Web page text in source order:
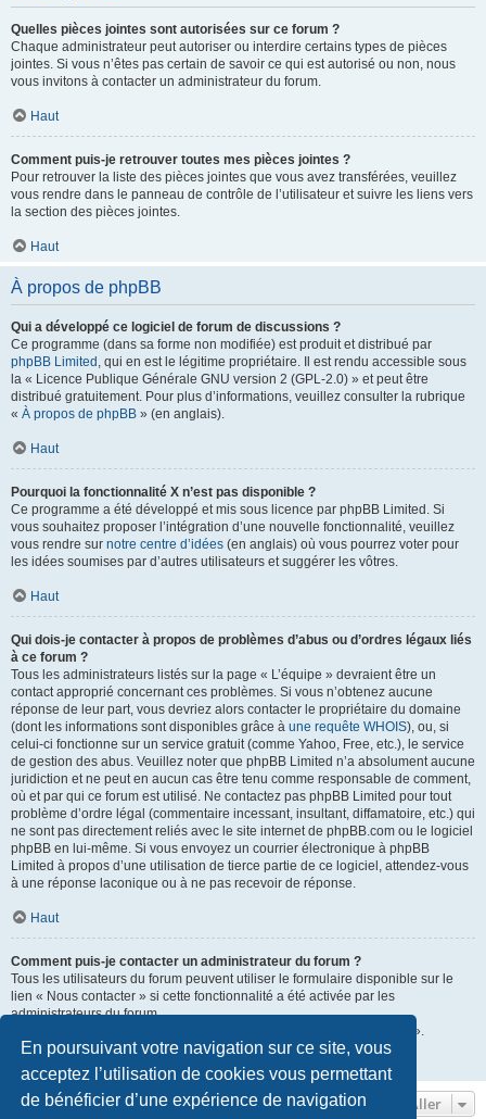
En poursuivant votre navigation sur ce site, vous
acceptez l’utilisation de cookies vous permettant
de bénéficier d’une expérience de navigation
Quelles pièces jointes sont autorisées sur ce forum ?
Chaque administrateur peut autoriser ou interdire certains types de pièces
jointes. Si vous n’êtes pas certain de savoir ce qui est autorisé ou non, nous
vous invitons à contacter un administrateur du forum.
Haut
Comment puis-je retrouver toutes mes pièces jointes ?
Pour retrouver la liste des pièces jointes que vous avez transférées, veuillez
vous rendre dans le panneau de contrôle de l’utilisateur et suivre les liens vers
la section des pièces jointes.
Haut
À propos de phpBB
Qui a développé ce logiciel de forum de discussions ?
Ce programme (dans sa forme non modifiée) est produit et distribué par
phpBB Limited , qui en est le légitime propriétaire. Il est rendu accessible sous
la « Licence Publique Générale GNU version 2 (GPL-2.0) » et peut être
distribué gratuitement. Pour plus d’informations, veuillez consulter la rubrique
« À propos de phpBB » (en anglais).
Haut
Pourquoi la fonctionnalité X n’est pas disponible ?
Ce programme a été développé et mis sous licence par phpBB Limited. Si
vous souhaitez proposer l’intégration d’une nouvelle fonctionnalité, veuillez
vous rendre sur notre centre d’idées (en anglais) où vous pourrez voter pour
les idées soumises par d’autres utilisateurs et suggérer les vôtres.
Haut
Qui dois-je contacter à propos de problèmes d’abus ou d’ordres légaux liés
à ce forum ?
Tous les administrateurs listés sur la page « L’équipe » devraient être un
contact approprié concernant ces problèmes. Si vous n’obtenez aucune
réponse de leur part, vous devriez alors contacter le propriétaire du domaine
(dont les informations sont disponibles grâce à une requête WHOIS), ou, si
celui-ci fonctionne sur un service gratuit (comme Yahoo, Free, etc.), le service
de gestion des abus. Veuillez noter que phpBB Limited n’a absolument aucune
juridiction et ne peut en aucun cas être tenu comme responsable de comment,
où et par qui ce forum est utilisé. Ne contactez pas phpBB Limited pour tout
problème d’ordre légal (commentaire incessant, insultant, diffamatoire, etc.) qui
ne sont pas directement reliés avec le site internet de phpBB.com ou le logiciel
phpBB en lui-même. Si vous envoyez un courrier électronique à phpBB
Limited à propos d’une utilisation de tierce partie de ce logiciel, attendez-vous
à une réponse laconique ou à ne pas recevoir de réponse.
Haut
Comment puis-je contacter un administrateur du forum ?
Tous les utilisateurs du forum peuvent utiliser le formulaire disponible sur le
lien « Nous contacter » si cette fonctionnalité a été activée par les
administrateurs du forum.
Les membres du forum peuvent également utiliser le lien « L’équipe ».
Aller